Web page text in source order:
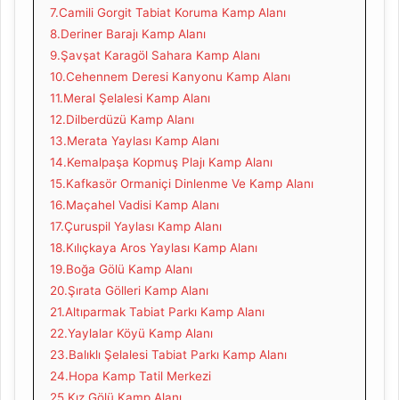
7.Camili Gorgit Tabiat Koruma Kamp Alanı
8.Deriner Barajı Kamp Alanı
9.Şavşat Karagöl Sahara Kamp Alanı
10.Cehennem Deresi Kanyonu Kamp Alanı
11.Meral Şelalesi Kamp Alanı
12.Dilberdüzü Kamp Alanı
13.Merata Yaylası Kamp Alanı
14.Kemalpaşa Kopmuş Plajı Kamp Alanı
15.Kafkasör Ormaniçi Dinlenme Ve Kamp Alanı
16.Maçahel Vadisi Kamp Alanı
17.Çuruspil Yaylası Kamp Alanı
18.Kılıçkaya Aros Yaylası Kamp Alanı
19.Boğa Gölü Kamp Alanı
20.Şırata Gölleri Kamp Alanı
21.Altıparmak Tabiat Parkı Kamp Alanı
22.Yaylalar Köyü Kamp Alanı
23.Balıklı Şelalesi Tabiat Parkı Kamp Alanı
24.Hopa Kamp Tatil Merkezi